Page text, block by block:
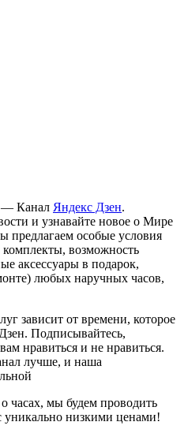
— Канал Яндекс Дзен.
и узнавайте новое о Мире
предлагаем особые условия
возможность
аксессуары в подарок,
любых наручных часов,
зависит от времени, которое
Подписывайтесь,
нравиться и не нравиться.
лучше, и наша
часах, мы будем проводить
уникально низкими ценами!